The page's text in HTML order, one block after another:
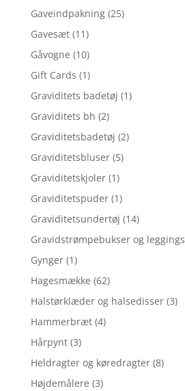
Gaveindpakning (25)
Gavesæt (11)
Gåvogne (10)
Gift Cards (1)
Graviditets badetøj (1)
Graviditets bh (2)
Graviditetsbadetøj (2)
Graviditetsbluser (5)
Graviditetskjoler (1)
Graviditetspuder (1)
Graviditetsundertøj (14)
Gravidstrømpebukser og leggings
Gynger (1)
Hagesmække (62)
Halstørklæder og halsedisser (3)
Hammerbræt (4)
Hårpynt (3)
Heldragter og køredragter (8)
Højdemålere (3)